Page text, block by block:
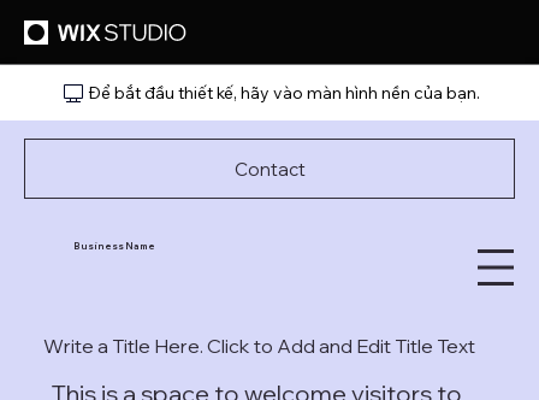
Để bắt đầu thiết kế, hãy vào màn hình nền của bạn.